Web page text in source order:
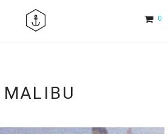
0
MALIBU